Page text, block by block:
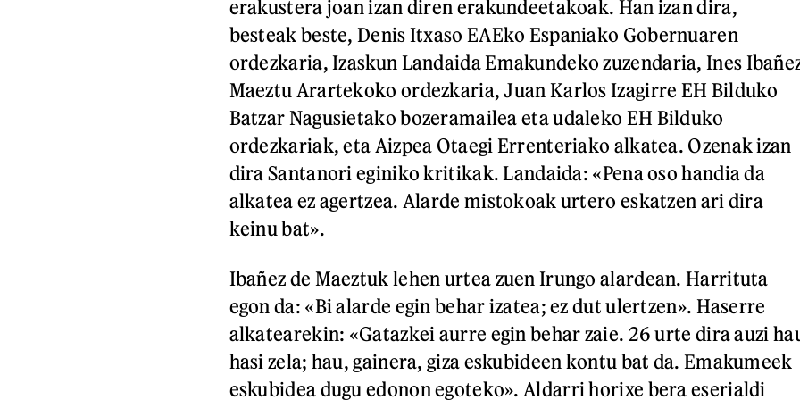
erakustera joan izan diren erakundeetakoak. Han izan dira,
besteak beste, Denis Itxaso EAEko Espaniako Gobernuaren
ordezkaria, Izaskun Landaida Emakundeko zuzendaria, Ines
Maeztu Arartekoko ordezkaria, Juan Karlos Izagirre EH Bilduko
Batzar Nagusietako bozeramailea eta udaleko EH Bilduko
ordezkariak, eta Aizpea Otaegi Errenteriako alkatea. Ozenak izan
dira Santanori eginiko kritikak. Landaida: «Pena oso handia da
alkatea ez agertzea. Alarde mistokoak urtero eskatzen ari dira
keinu bat».
Ibañez de Maeztuk lehen urtea zuen Irungo alardean. Harrituta
egon da: «Bi alarde egin behar izatea; ez dut ulertzen». Haserre
alkatearekin: «Gatazkei aurre egin behar zaie. 26 urte dira auzi
hasi zela; hau, gainera, giza eskubideen kontu bat da. Emakumeek
eskubidea dugu edonon egoteko». Aldarri horixe bera eserialdi